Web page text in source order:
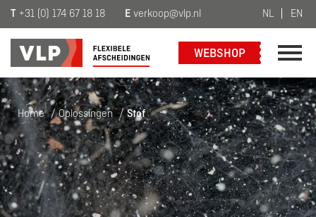
T +31 (0) 174 67 18 18 E verkoop@vlp.nl NL EN
WEBSHOP
Home / Oplossingen / Stof